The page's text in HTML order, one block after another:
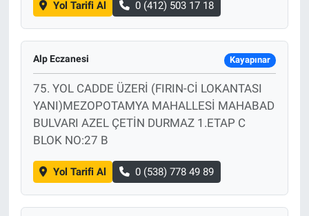
Yol Tarifi Al 0 (412) 503 17 18
Alp Eczanesi Kayapınar
75. YOL CADDE ÜZERİ (FIRIN-Cİ LOKANTASI
YANI)MEZOPOTAMYA MAHALLESİ MAHABAD
BULVARI AZEL ÇETİN DURMAZ 1.ETAP C
BLOK NO:27 B
Yol Tarifi Al 0 (538) 778 49 89